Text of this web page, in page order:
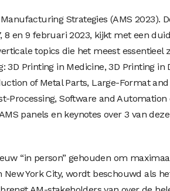
Strategies (AMS 2023).
8 en 9 februari 2023, kijkt met een
topics die het meest essentieel
Printing in Medicine, 3D Printing in
of Metal Parts, Large-Format
Processing, Software and
panels en keynotes over 3 van
“in person” gehouden om
New York City, wordt beschouwd als